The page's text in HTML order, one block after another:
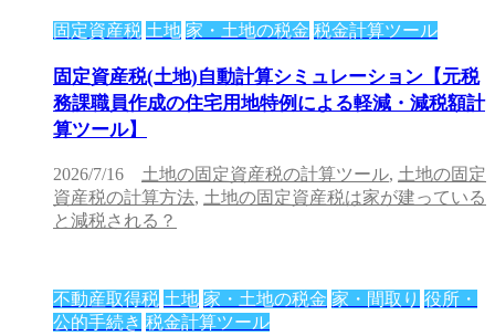
固定資産税 土地 家・土地の税金 税金計算ツール
固定資産税(土地)自動計算シミュレーション【元税
務課職員作成の住宅用地特例による軽減・減税額計
算ツール】
2026/7/16 土地の固定資産税の計算ツール, 土地の固定
資産税の計算方法, 土地の固定資産税は家が建っている
と減税される？
不動産取得税 土地 家・土地の税金 家・間取り 役所・
公的手続き 税金計算ツール